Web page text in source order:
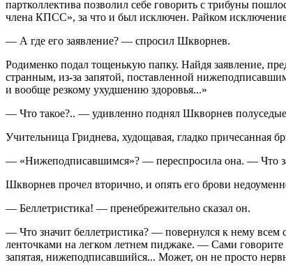
партколлектива позволил себе говорить с трибуны
члена КПСС», за что и был исключен. Райком исключение
— А где его заявление? — спросил Шкворнев.
Родименко подал тощенькую папку. Найдя заявление,
странным, из-за запятой, поставленной
и вообще резкому ухудшению здоровья...»
— Что такое?.. — удивленно поднял Шкворнев
Учительница Гриднева, худощавая, гладко причесанная
— «Нижеподписавшимся»? — переспросила она. — Что
Шкворнев прочел вторично, и опять его брови
— Беллетристика! — пренебрежительно сказал он.
— Что значит беллетристика? — повернулся к нему
ленточками на легком летнем пиджаке. — Сами говорите
запятая, нижеподписавшийся... Может, он не просто